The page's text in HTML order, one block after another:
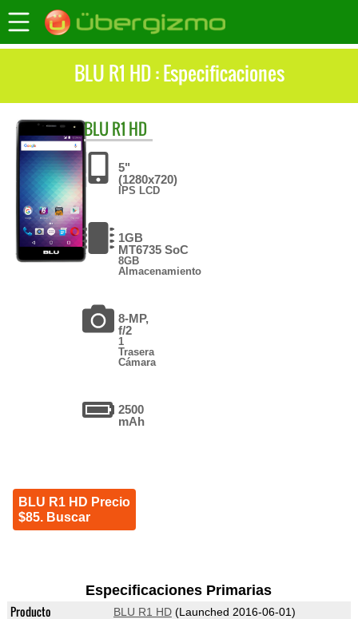
BLU R1 HD : Especificaciones
BLUR1 HD
5"
(1280x720)
IPS LCD
1GB
MT6735 SoC
8GB
Almacenamiento
8-MP,
f/2
1
Trasera
Cámara
2500
mAh
BLU R1 HD Precio
$85. Buscar
Especificaciones Primarias
Producto BLU R1 HD(Launched 2016-06-01)